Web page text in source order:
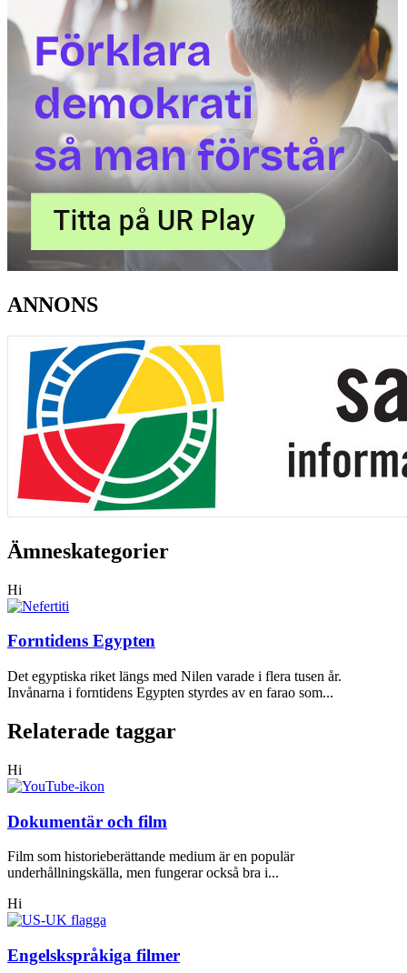
ANNONS
Ämneskategorier
Hi
Forntidens Egypten
Det egyptiska riket längs med Nilen varade i flera tusen år.
Invånarna i forntidens Egypten styrdes av en farao som...
Relaterade taggar
Hi
Dokumentär och film
Film som historieberättande medium är en populär
underhållningskälla, men fungerar också bra i...
Hi
Engelskspråkiga filmer